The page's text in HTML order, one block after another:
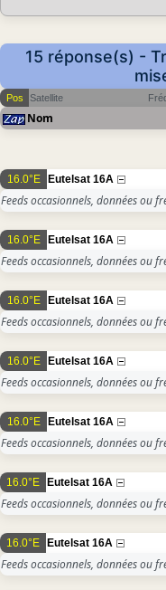
15 réponse(s) -
Pos Satellite
Nom
16.0°E Eutelsat 16A
Feeds occasionnels, données ou
16.0°E Eutelsat 16A
Feeds occasionnels, données ou
16.0°E Eutelsat 16A
Feeds occasionnels, données ou
16.0°E Eutelsat 16A
Feeds occasionnels, données ou
16.0°E Eutelsat 16A
Feeds occasionnels, données ou
16.0°E Eutelsat 16A
Feeds occasionnels, données ou
16.0°E Eutelsat 16A
Feeds occasionnels, données ou